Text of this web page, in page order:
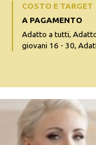
COSTO E TARGET
A PAGAMENTO
Adatto a tutti,
giovani 16 - 30,